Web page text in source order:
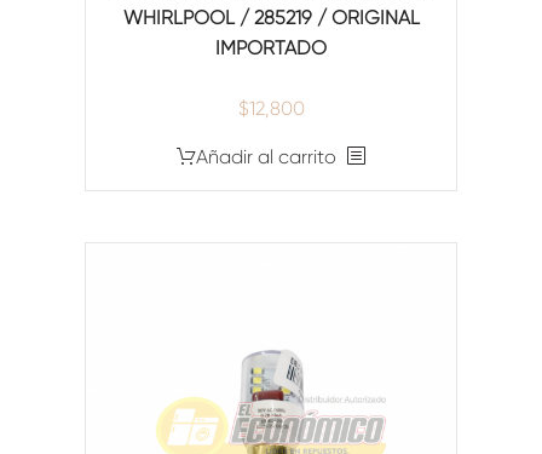
WHIRLPOOL / 285219 / ORIGINAL
IMPORTADO
$12,800
Añadir al carrito